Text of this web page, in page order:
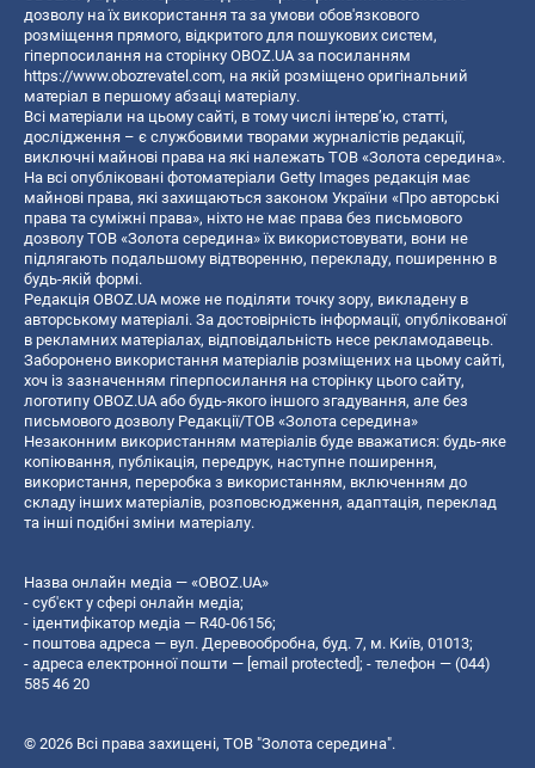
дозволу на їх використання та за умови обов'язкового
розміщення прямого, відкритого для пошукових систем,
гіперпосилання на сторінку OBOZ.UA за посиланням
https://www.obozrevatel.com, на якій розміщено оригінальний
матеріал в першому абзаці матеріалу.
Всі матеріали на цьому сайті, в тому числі інтерв’ю, статті,
дослідження – є службовими творами журналістів редакції,
виключні майнові права на які належать ТОВ «Золота середина».
На всі опубліковані фотоматеріали Getty Images редакція має
майнові права, які захищаються законом України «Про авторські
права та суміжні права», ніхто не має права без письмового
дозволу ТОВ «Золота середина» їх використовувати, вони не
підлягають подальшому відтворенню, перекладу, поширенню в
будь-якій формі.
Редакція OBOZ.UA може не поділяти точку зору, викладену в
авторському матеріалі. За достовірність інформації, опублікованої
в рекламних матеріалах, відповідальність несе рекламодавець.
Заборонено використання матеріалів розміщених на цьому сайті,
хоч із зазначенням гіперпосилання на сторінку цього сайту,
логотипу OBOZ.UA або будь-якого іншого згадування, але без
письмового дозволу Редакції/ТОВ «Золота середина»
Незаконним використанням матеріалів буде вважатися: будь-яке
копiювання, публiкацiя, передрук, наступне поширення,
використання, переробка з використанням, включенням до
складу інших матеріалів, розповсюдження, адаптація, переклад
та інші подібні зміни матеріалу.
Назва онлайн медіа — «OBOZ.UA»
- суб'єкт у сфері онлайн медіа;
- ідентифікатор медіа — R40-06156;
- поштова адреса — вул. Деревообробна, буд. 7, м. Київ, 01013;
- адреса електронної пошти — [email protected]; - телефон — (044)
585 46 20
© 2026 Всі права захищені, ТОВ "Золота середина".